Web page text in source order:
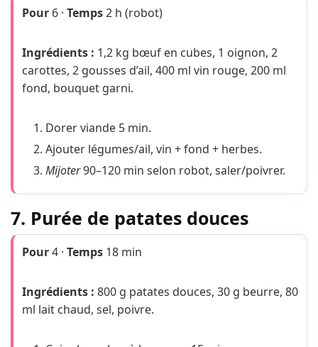
Pour 6 · Temps2 h (robot)
Ingrédients : 1,2 kg bœuf en cubes, 1 oignon, 2
carottes, 2 gousses d’ail, 400 ml vin rouge, 200 ml
fond, bouquet garni.
Dorer viande 5 min.
Ajouter légumes/ail, vin + fond + herbes.
Mijoter90–120 min selon robot, saler/poivrer.
7. Purée de patates douces
Pour4 · Temps 18 min
Ingrédients : 800 g patates douces, 30 g beurre, 80
ml lait chaud, sel, poivre.